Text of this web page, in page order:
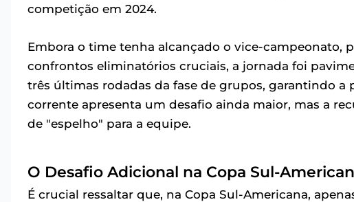
competição em 2024.
Embora o time tenha alcançado o vice-campeonato,
confrontos eliminatórios cruciais, a jornada foi
três últimas rodadas da fase de grupos, garantindo a
corrente apresenta um desafio ainda maior, mas a
de "espelho" para a equipe.
O Desafio Adicional na Copa Sul-
É crucial ressaltar que, na Copa Sul-Americana,